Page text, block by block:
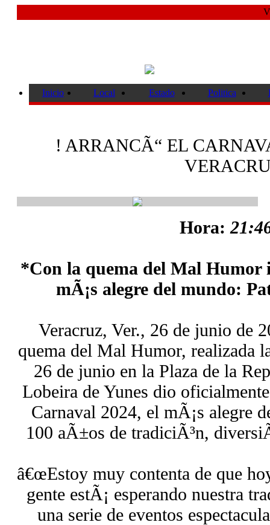
Inicio Local Estado Politica
! ARRANCÃ“ EL
Hora:
*Con la quema del Mal Humor
mÃ¡s alegre del mundo:
Veracruz, Ver., 26 de junio de
quema del Mal Humor, realizada
26 de junio en la Plaza de la
Lobeira de Yunes dio
Carnaval 2024, el mÃ¡s alegre
100 aÃ±os de tradiciÃ³n,
â€œEstoy muy contenta de que
gente estÃ¡ esperando nuestra
una serie de eventos